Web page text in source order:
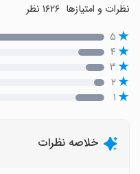
نظرات و امتیازها
۵
۴
۳
۲
۱
خلاصه نظرات